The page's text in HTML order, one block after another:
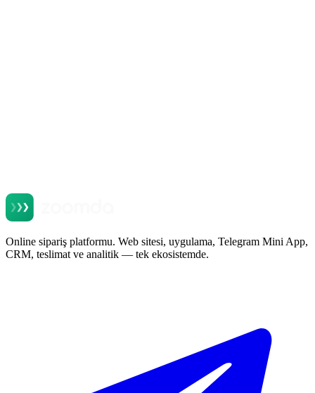
Online sipariş platformu. Web sitesi, uygulama, Telegram Mini App,
CRM, teslimat ve analitik — tek ekosistemde.